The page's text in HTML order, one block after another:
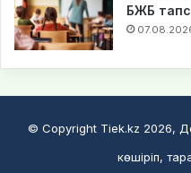
БЖБ
© Copyright Tiek.kz 2026,
көшіріп,